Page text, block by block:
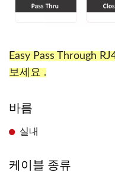
Easy Pass Through
보세요 .
바름
실내
케이블 종류